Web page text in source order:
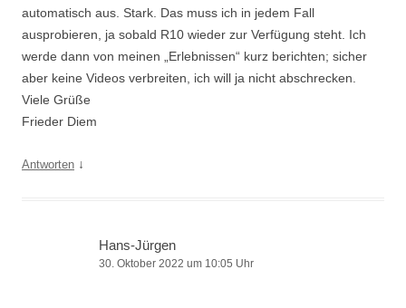
automatisch aus. Stark. Das muss ich in jedem Fall
ausprobieren, ja sobald R10 wieder zur Verfügung steht. Ich
werde dann von meinen „Erlebnissen“ kurz berichten; sicher
aber keine Videos verbreiten, ich will ja nicht abschrecken.
Viele Grüße
Frieder Diem
Antworten ↓
Hans-Jürgen
30. Oktober 2022 um 10:05 Uhr